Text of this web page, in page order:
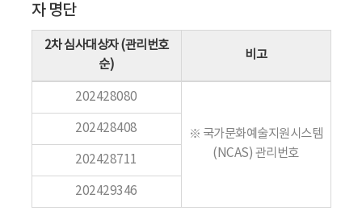
자 명단
2차 심사대상자 (관리번호
순)
비고
202428080
※ 국가문화예술지원시스템
(NCAS) 관리번호
202428408
202428711
202429346